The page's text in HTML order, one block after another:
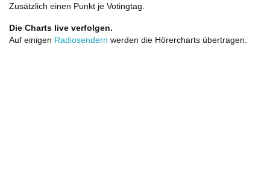
Zusätzlich einen Punkt je Votingtag.
Die Charts live verfolgen.
Auf einigen Radiosendern werden die Hörercharts übertragen.